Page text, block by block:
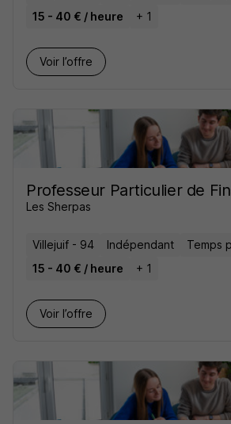
15 - 40 € / heure
+ 1
Voir l’offre
Professeur Particulier de
Les Sherpas
Villejuif - 94 Indépendant
Temps
15 - 40 € / heure
+ 1
Voir l’offre